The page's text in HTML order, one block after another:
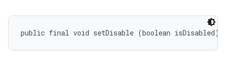
public final void setDisable (boolean isDisabled)